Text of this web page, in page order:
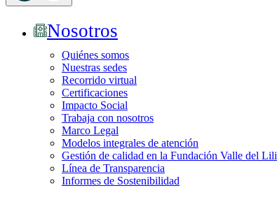
Nosotros
Quiénes somos
Nuestras sedes
Recorrido virtual
Certificaciones
Impacto Social
Trabaja con nosotros
Marco Legal
Modelos integrales de atención
Gestión de calidad en la Fundación Valle del Lili
Línea de Transparencia
Informes de Sostenibilidad